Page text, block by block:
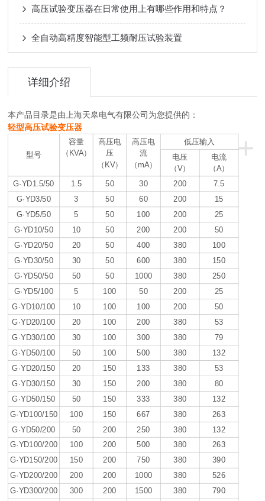
高压试验变压器在日常使用上有哪些作用和特点？
全自动高精度智能型工频耐压试验装置
详细介绍
本产品目录是由上海天皋电气有限公司为您提供的：
轻型高压试验变压器
+
型号
容量
（KVA）
高压电
压
（KV）
高压电
流
（mA）
低压输入
电压
（V）
电流
（A）
G·YD1.5/50
1.5 50 30 200 7.5
G·YD3/50 3 50 60 200
15
G·YD5/50
5 50 100 200
25
G·YD10/50
10 50 200 200 50
G·YD20/50 20 50 400 380
100
G·YD30/50
30 50 600 380
150
G·YD50/50
50 50 1000 380 250
G·YD5/100 5 100 50 200
25
G·YD10/100
10 100 100 200 50
G·YD20/100 20 100 200 380
53
G·YD30/100
30 100 300 380
79
G·YD50/100
50 100 500 380 132
G·YD20/150 20 150 133 380 53
G·YD30/150 30 150 200 380
80
G·YD50/150
50 150 333 380
132
G·YD100/150
100 150 667 380
263
G·YD50/200
50 200 250 380 132
G·YD100/200 100 200 500 380 263
G·YD150/200 150 200 750 380
390
G·YD200/200
200 200 1000 380
526
G·YD300/200
300 200 1500 380
790